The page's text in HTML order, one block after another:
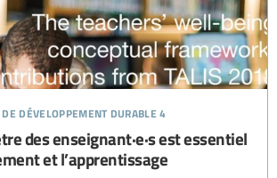
développement durable 4
des enseignant·e·s est essentiel
et l’apprentissage